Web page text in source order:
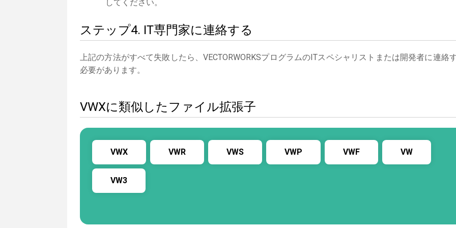
してください。
ステップ4. IT専門家に連絡する
上記の方法がすべて失敗したら、VECTORWORKSプログラムのITスペシャリストまたは開発者に連絡
必要があります。
VWXに類似したファイル拡張子
VWX VWR VWS VWP VWF VW
VW3